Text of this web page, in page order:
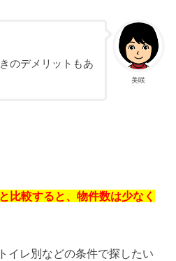
美咲
のデメリットもあ
比較すると、物件数は少なく
イレ別などの条件で探したい